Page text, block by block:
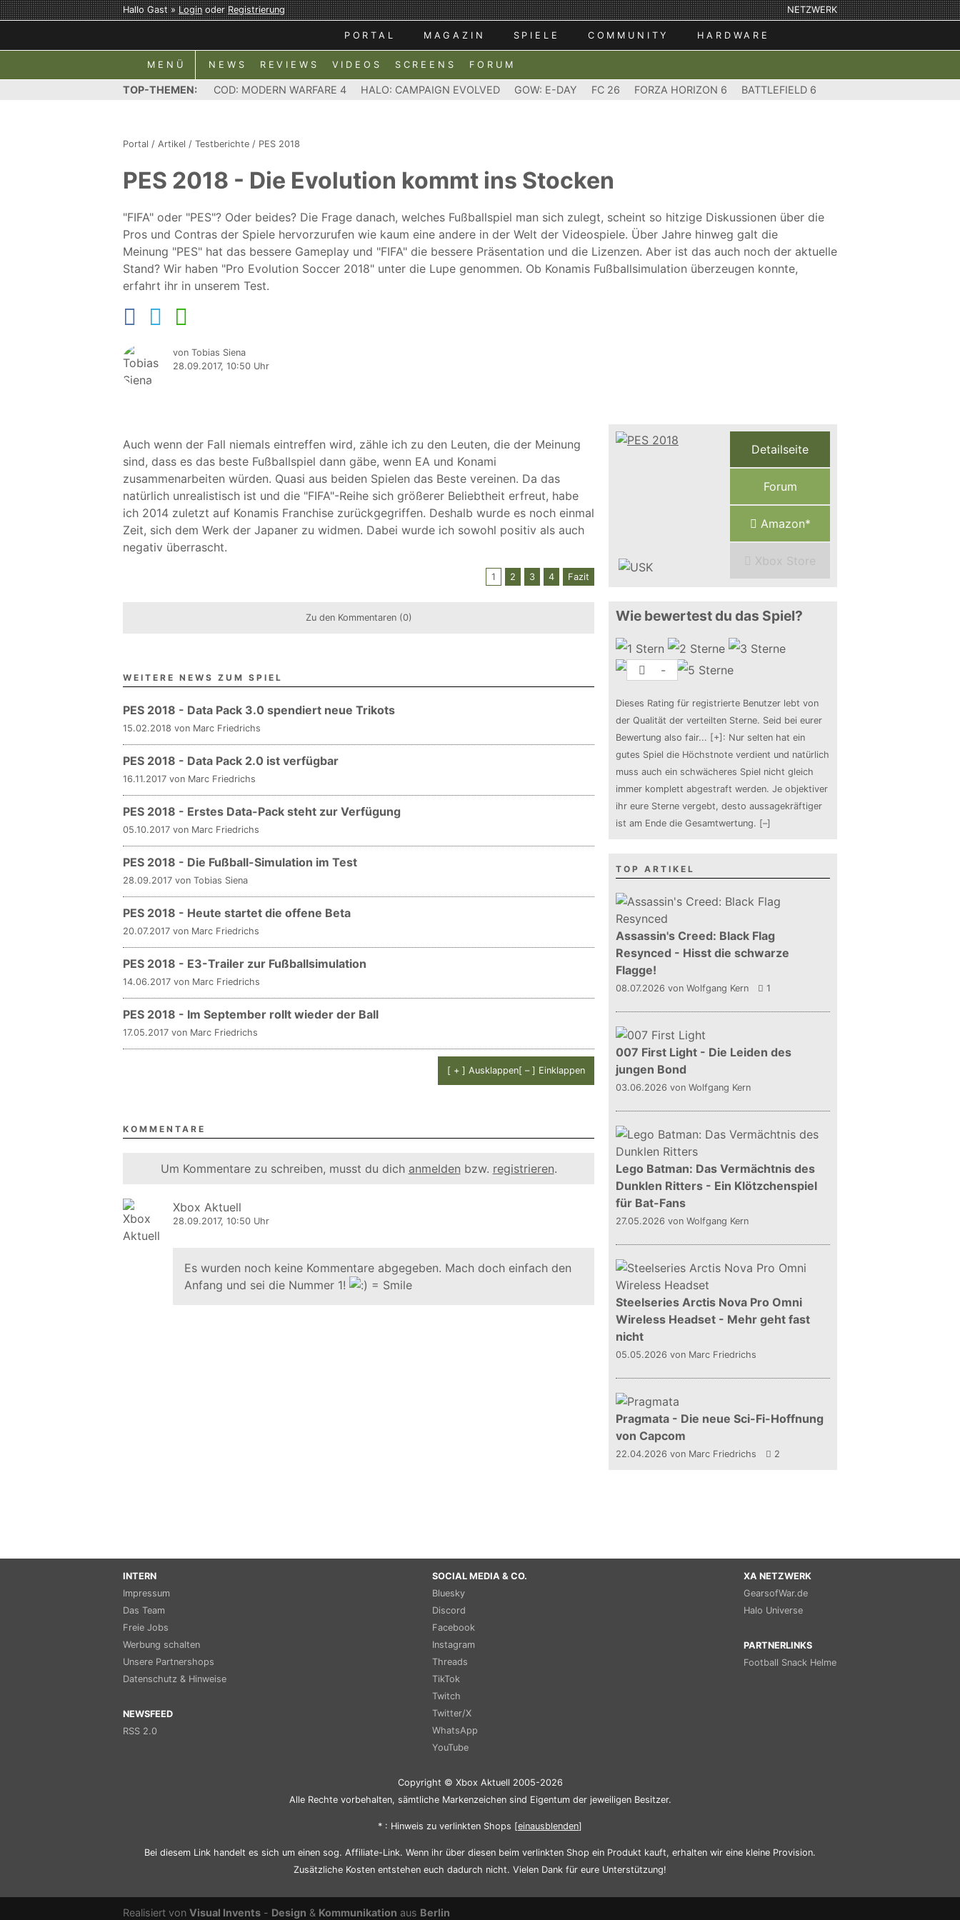
Hallo Gast »LoginoderRegistrierung NETZWERK
PORTAL MAGAZIN SPIELE COMMUNITY HARDWARE
MENÜ NEWS REVIEWS VIDEOS SCREENS FORUM
TOP-THEMEN: COD: MODERN WARFARE 4 HALO: CAMPAIGN EVOLVED GOW: E-DAY FC 26 FORZA HORIZON 6 BATTLEFIELD 6
Portal / Artikel / Testberichte / PES 2018
PES 2018 - Die Evolution kommt ins Stocken
"FIFA" oder "PES"? Oder beides? Die Frage danach, welches Fußballspiel man sich zulegt, scheint so hitzige Diskussionen über die
Pros und Contras der Spiele hervorzurufen wie kaum eine andere in der Welt der Videospiele. Über Jahre hinweg galt die
Meinung "PES" hat das bessere Gameplay und "FIFA" die bessere Präsentation und die Lizenzen. Aber ist das auch noch der aktuelle
Stand? Wir haben "Pro Evolution Soccer 2018" unter die Lupe genommen. Ob Konamis Fußballsimulation überzeugen konnte,
erfahrt ihr in unserem Test.
von Tobias Siena
28.09.2017, 10:50 Uhr
Auch wenn der Fall niemals eintreffen wird, zähle ich zu den Leuten, die der Meinung
sind, dass es das beste Fußballspiel dann gäbe, wenn EA und Konami
zusammenarbeiten würden. Quasi aus beiden Spielen das Beste vereinen. Da das
natürlich unrealistisch ist und die "FIFA"-Reihe sich größerer Beliebtheit erfreut, habe
ich 2014 zuletzt auf Konamis Franchise zurückgegriffen. Deshalb wurde es noch einmal
Zeit, sich dem Werk der Japaner zu widmen. Dabei wurde ich sowohl positiv als auch
negativ überrascht.
1 2 3 4 Fazit
Zu den Kommentaren (0)
WEITERE NEWS ZUM SPIEL
PES 2018 - Data Pack 3.0 spendiert neue Trikots
15.02.2018 von Marc Friedrichs
PES 2018 - Data Pack 2.0 ist verfügbar
16.11.2017 von Marc Friedrichs
PES 2018 - Erstes Data-Pack steht zur Verfügung
05.10.2017 von Marc Friedrichs
PES 2018 - Die Fußball-Simulation im Test
28.09.2017 von Tobias Siena
PES 2018 - Heute startet die offene Beta
20.07.2017 von Marc Friedrichs
PES 2018 - E3-Trailer zur Fußballsimulation
14.06.2017 von Marc Friedrichs
PES 2018 - Im September rollt wieder der Ball
17.05.2017 von Marc Friedrichs
[ + ] Ausklappen[ – ] Einklappen
KOMMENTARE
Um Kommentare zu schreiben, musst du dich anmelden bzw. registrieren.
Xbox Aktuell
28.09.2017, 10:50 Uhr
Es wurden noch keine Kommentare abgegeben. Mach doch einfach den
Anfang und sei die Nummer 1!
Detailseite
Forum
Amazon*
Xbox Store
Wie bewertest du das Spiel?
-
Dieses Rating für registrierte Benutzer lebt von
der Qualität der verteilten Sterne. Seid bei eurer
Bewertung also fair... [+] : Nur selten hat ein
gutes Spiel die Höchstnote verdient und natürlich
muss auch ein schwächeres Spiel nicht gleich
immer komplett abgestraft werden. Je objektiver
ihr eure Sterne vergebt, desto aussagekräftiger
ist am Ende die Gesamtwertung. [–]
TOP ARTIKEL
Assassin's Creed: Black Flag
Resynced - Hisst die schwarze
Flagge!
08.07.2026 von Wolfgang Kern 1
007 First Light - Die Leiden des
jungen Bond
03.06.2026 von Wolfgang Kern
Lego Batman: Das Vermächtnis des
Dunklen Ritters - Ein Klötzchenspiel
für Bat-Fans
27.05.2026 von Wolfgang Kern
Steelseries Arctis Nova Pro Omni
Wireless Headset - Mehr geht fast
nicht
05.05.2026 von Marc Friedrichs
Pragmata - Die neue Sci-Fi-Hoffnung
von Capcom
22.04.2026 von Marc Friedrichs 2
INTERN
Impressum
Das Team
Freie Jobs
Werbung schalten
Unsere Partnershops
Datenschutz & Hinweise
NEWSFEED
RSS 2.0
SOCIAL MEDIA & CO.
Bluesky
Discord
Facebook
Instagram
Threads
TikTok
Twitch
Twitter/X
WhatsApp
YouTube
XA NETZWERK
GearsofWar.de
Halo Universe
PARTNERLINKS
Football Snack Helme
Copyright © Xbox Aktuell 2005-2026
Alle Rechte vorbehalten, sämtliche Markenzeichen sind Eigentum der jeweiligen Besitzer.
* : Hinweis zu verlinkten Shops [einausblenden]
Bei diesem Link handelt es sich um einen sog. Affiliate-Link. Wenn ihr über diesen beim verlinkten Shop ein Produkt kauft, erhalten wir eine kleine Provision.
Zusätzliche Kosten entstehen euch dadurch nicht. Vielen Dank für eure Unterstützung!
Realisiert von Visual Invents - Design & Kommunikation aus Berlin